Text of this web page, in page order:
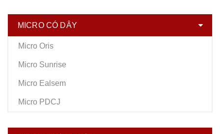
MICRO CÓ DÂY
Micro Oris
Micro Sunrise
Micro Ealsem
Micro PDCJ